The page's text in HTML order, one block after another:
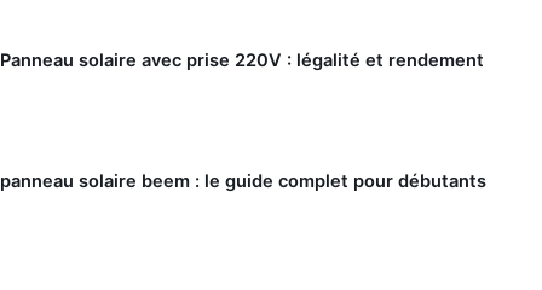
Panneau solaire avec prise 220V : légalité et rendement
panneau solaire beem : le guide complet pour débutants